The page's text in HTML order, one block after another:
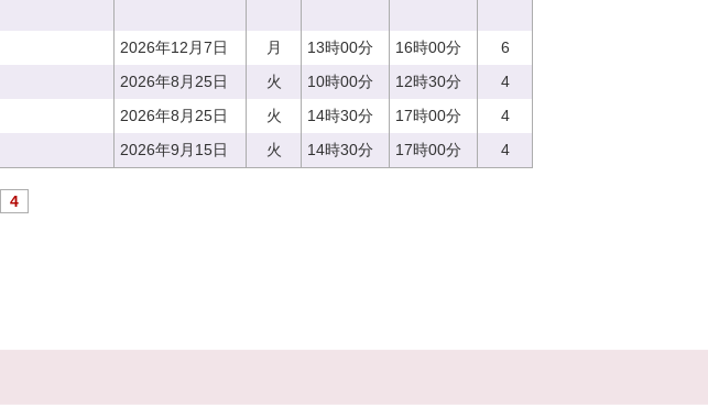
2026年12月7日 月 13時00分 16時00分
6
2026年8月25日 火 10時00分 12時30分
4
2026年8月25日 火 14時30分 17時00分
4
2026年9月15日 火 14時30分 17時00分 4
4